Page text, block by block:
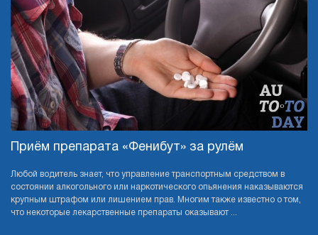
Приём препарата «Фенибут» за рулём
Любой водитель знает, что управление транспортным средством в
состоянии алкогольного или наркотического опьянения наказываются
крупным штрафом или лишением прав. Многим также известно о том,
что некоторые лекарственные препараты оказывают ...